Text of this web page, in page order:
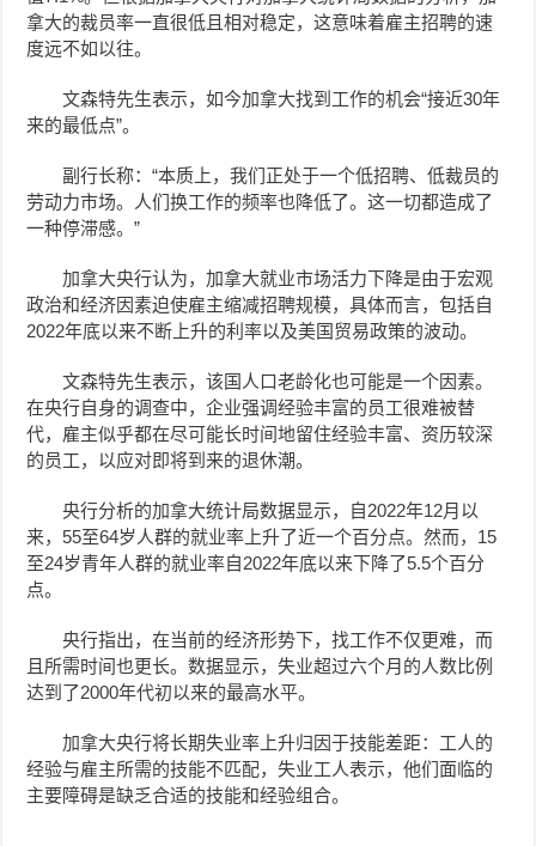
拿大的裁员率一直很低且相对稳定，这意味着雇主招聘的速
度远不如以往。
文森特先生表示，如今加拿大找到工作的机会“接近30年
来的最低点”。
副行长称：“本质上，我们正处于一个低招聘、低裁员的
劳动力市场。人们换工作的频率也降低了。这一切都造成了
一种停滞感。”
加拿大央行认为，加拿大就业市场活力下降是由于宏观
政治和经济因素迫使雇主缩减招聘规模，具体而言，包括自
2022年底以来不断上升的利率以及美国贸易政策的波动。
文森特先生表示，该国人口老龄化也可能是一个因素。
在央行自身的调查中，企业强调经验丰富的员工很难被替
代，雇主似乎都在尽可能长时间地留住经验丰富、资历较深
的员工，以应对即将到来的退休潮。
央行分析的加拿大统计局数据显示，自2022年12月以
来，55至64岁人群的就业率上升了近一个百分点。然而，15
至24岁青年人群的就业率自2022年底以来下降了5.5个百分
点。
央行指出，在当前的经济形势下，找工作不仅更难，而
且所需时间也更长。数据显示，失业超过六个月的人数比例
达到了2000年代初以来的最高水平。
加拿大央行将长期失业率上升归因于技能差距：工人的
经验与雇主所需的技能不匹配，失业工人表示，他们面临的
主要障碍是缺乏合适的技能和经验组合。